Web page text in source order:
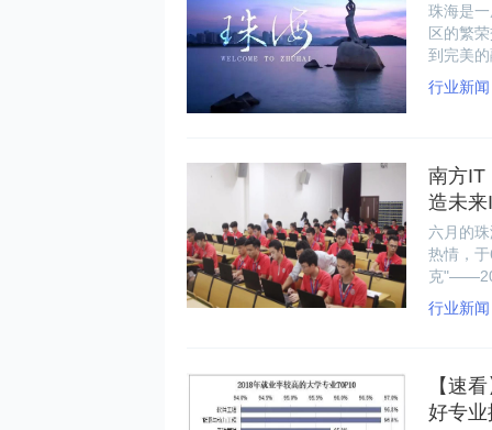
珠海是
区的繁
到完美
行业新闻
南方IT
造未
六月的
热情，
克
行业新闻
【速
好专